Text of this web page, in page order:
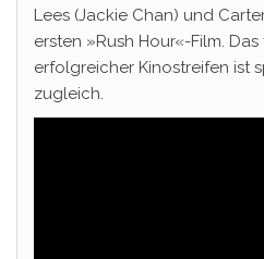
Lees (Jackie Chan) und
ersten »Rush Hour«-Film.
erfolgreicher Kinostreifen ist
zugleich.